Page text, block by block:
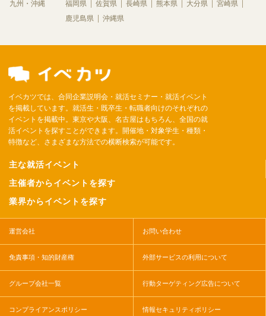
九州・沖縄 福岡県 佐賀県 長崎県 熊本県 大分県
宮崎県
鹿児島県
沖縄県
イベカツでは、合同企業説明会・就活セミナー・就活イベント
を掲載しています。就活生・既卒生・転職者向けのそれぞれの
イベントを掲載中。東京や大阪、名古屋はもちろん、全国の就
活イベントを探すことができます。開催地・対象学生・種類・
特徴など、さまざまな方法での横断検索が可能です。
主な就活イベント
主催者からイベントを探す
業界からイベントを探す
運営会社 お問い合わせ
免責事項・知的財産権 外部サービスの利用について
グループ会社一覧 行動ターゲティング広告について
コンプライアンスポリシー 情報セキュリティポリシー